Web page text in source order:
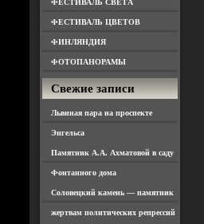
ФЕСТИВАЛЬ СВЕТА
ФЕСТИВАЛЬ ЦВЕТОВ
ФИНЛЯНДИЯ
ФОТОПАНОРАМЫ
Свежие записи
Львиная пара на проспекте
Энгельса
Памятник А.А. Ахматовой в саду
Фонтанного дома
Соловецкий камень — памятник
жертвам политических репрессий